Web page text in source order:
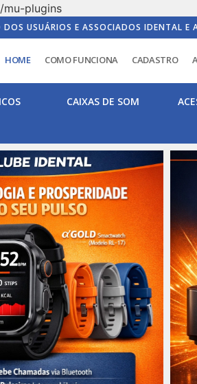
plugins
DOS USUÁRIOS E ASSOCIADOS IDENTAL E
HOME COMO FUNCIONA CADASTRO
CAIXAS DE SOM